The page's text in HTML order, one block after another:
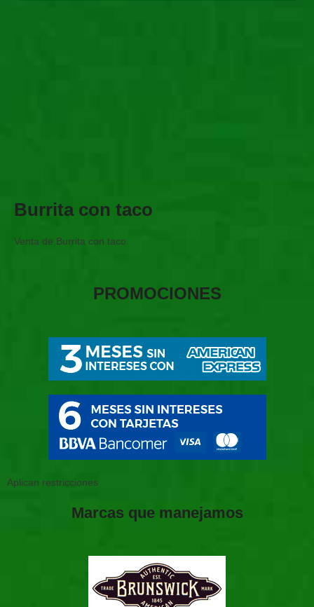
Burrita con taco
Venta de Burrita con taco.
PROMOCIONES
Aplican restricciones
Marcas que manejamos